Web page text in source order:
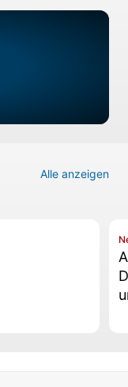
Alle anzeigen